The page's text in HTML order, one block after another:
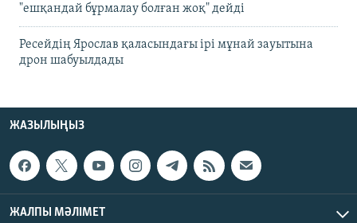
"ешқандай бұрмалау болған жоқ" дейді
Ресейдің Ярослав қаласындағы ірі мұнай зауытына
дрон шабуылдады
ЖАЗЫЛЫҢЫЗ
ЖАЛПЫ МӘЛІМЕТ